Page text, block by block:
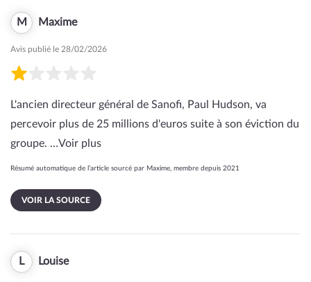
M Maxime
Avis publié le 28/02/2026
L'ancien directeur général de Sanofi, Paul Hudson, va
percevoir plus de 25 millions d'euros suite à son éviction du
groupe. …Voir plus
Résumé automatique de l’article sourcé par Maxime, membre depuis 2021
VOIR LA SOURCE
L Louise